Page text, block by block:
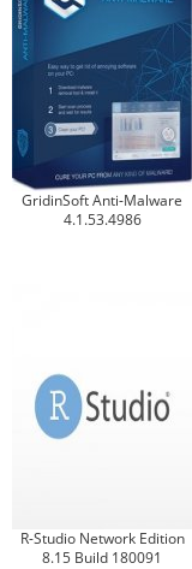
GridinSoft Anti-Malware
4.1.53.4986
R-Studio Network Edition
8.15 Build 180091